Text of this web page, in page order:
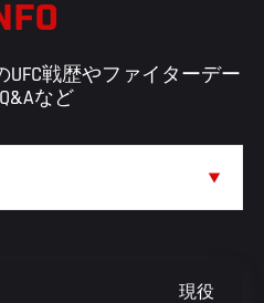
戦歴やファイターデー
など
現役